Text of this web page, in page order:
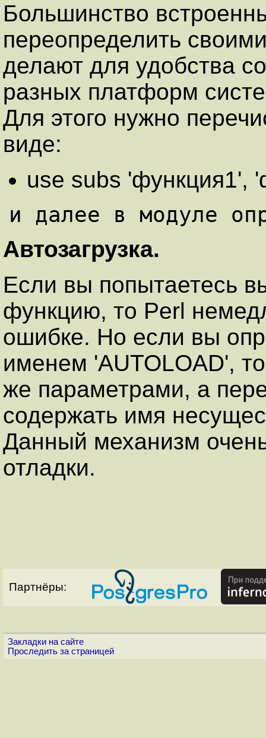
Большинство
переопределить
делают для удобства
разных платформ
Для этого нужно
виде:
use subs 'функция1',
Автозагрузка.
Если вы попытаетесь
функцию, то Perl
ошибке. Но если вы
именем 'AUTOLOAD',
же параметрами, а
содержать имя
Данный механизм
отладки.
Партнёры:
Закладки на сайте
Проследить за страницей